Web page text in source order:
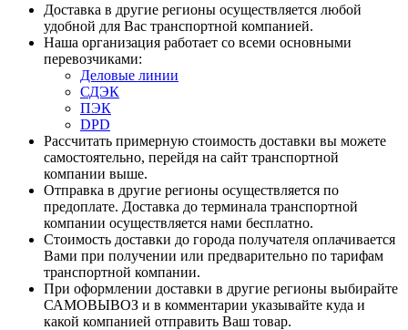
Доставка в другие регионы осуществляется любой
удобной для Вас транспортной компанией.
Наша организация работает со всеми основными
перевозчиками:
Деловые линии
СДЭК
ПЭК
DPD
Рассчитать примерную стоимость доставки вы можете
самостоятельно, перейдя на сайт транспортной
компании выше.
Отправка в другие регионы осуществляется по
предоплате. Доставка до терминала транспортной
компании осуществляется нами бесплатно.
Стоимость доставки до города получателя оплачивается
Вами при получении или предварительно по тарифам
транспортной компании.
При оформлении доставки в другие регионы выбирайте
САМОВЫВОЗ и в комментарии указывайте куда и
какой компанией отправить Ваш товар.